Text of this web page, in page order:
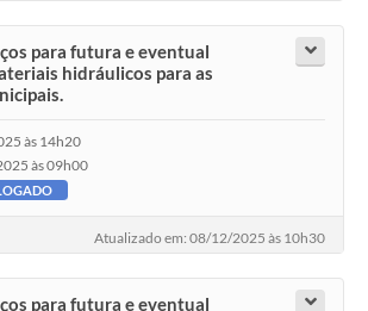
para futura e eventual
hidráulicos para as
às 14h20
às 09h00
Atualizado em: 08/12/2025 às 10h30
para futura e eventual